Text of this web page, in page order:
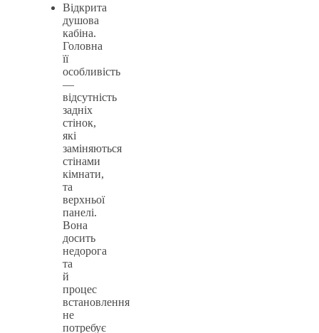
Відкрита
душова
кабіна.
Головна
її
особливість
—
відсутність
задніх
стінок,
які
заміняються
стінами
кімнати,
та
верхньої
панелі.
Вона
досить
недорога
та
й
процес
встановлення
не
потребує